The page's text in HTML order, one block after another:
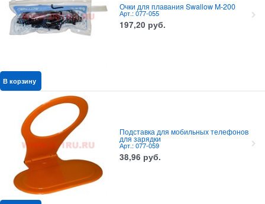
Очки для плавания Swallow M-200
Арт.: 077-055
197,20 руб.
В корзину
Подставка для мобильных телефонов
для зарядки
Арт.: 077-059
38,96 руб.